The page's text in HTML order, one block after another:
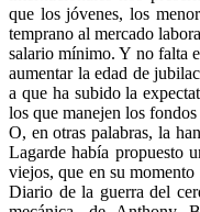
que los jóvenes, los
temprano al mercado
salario mínimo. Y no falta
aumentar la edad de
a que ha subido la
los que manejen los fondos
O, en otras palabras, la
Lagarde había propuesto
viejos, que en su
Diario de la guerra del